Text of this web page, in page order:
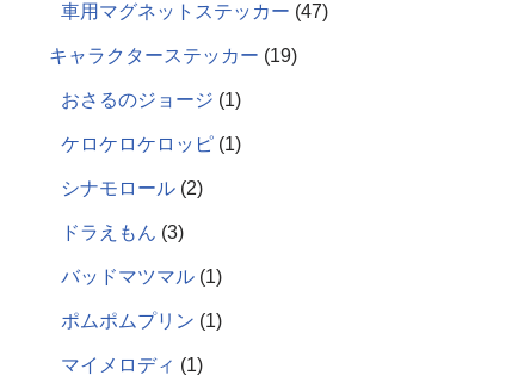
車用マグネットステッカー 47
キャラクターステッカー 19
おさるのジョージ 1
ケロケロケロッピ 1
シナモロール 2
ドラえもん 3
バッドマツマル 1
ポムポムプリン 1
マイメロディ 1